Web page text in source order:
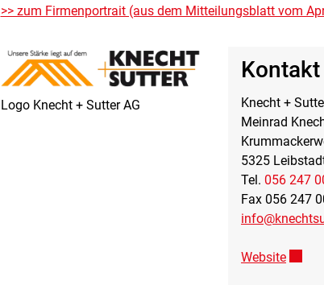
>> zum Firmenportrait (aus dem Mitteilungsblatt vom
Logo Knecht + Sutter AG
Kontakt
Knecht +
Meinrad
5325
Tel. 056 247
Fax 056 247
Website